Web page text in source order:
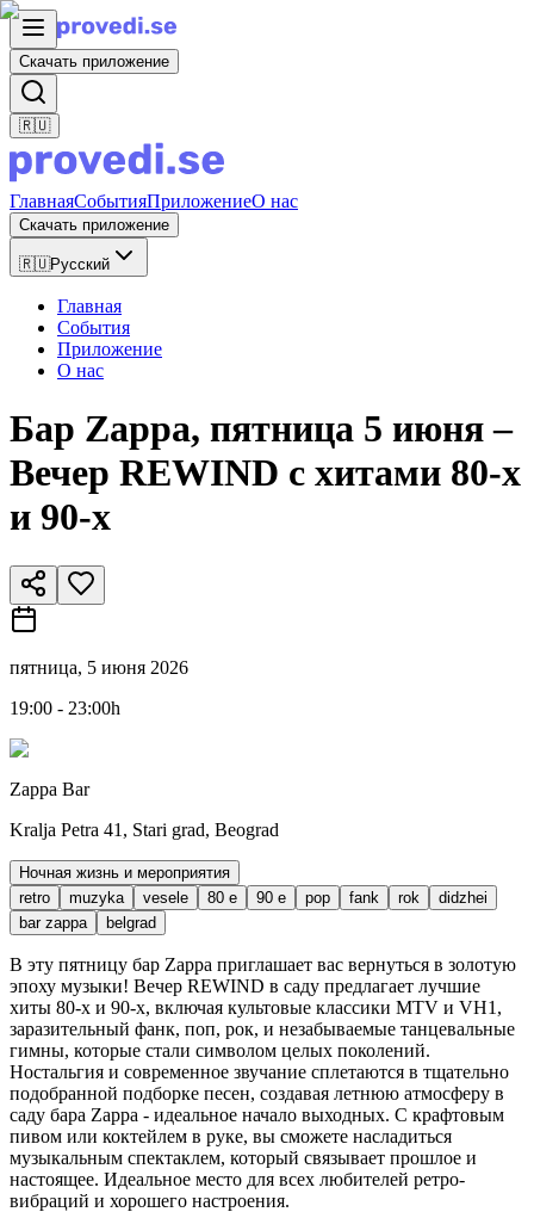
Скачать приложение
🇷🇺
ГлавнаяСобытияПриложениеО нас
Скачать приложение
🇷🇺Русский
Главная
События
Приложение
О нас
Бар Zappa, пятница 5 июня –
Вечер REWIND с хитами 80-х
и 90-х
пятница, 5 июня 2026
19:00 - 23:00h
Zappa Bar
Kralja Petra 41, Stari grad, Beograd
Ночная жизнь и мероприятия
retro
muzyka vesele 80 e 90 e pop fank rok
didzhei
bar zappa
belgrad
В эту пятницу бар Zappa приглашает вас вернуться в золотую
эпоху музыки! Вечер REWIND в саду предлагает лучшие
хиты 80-х и 90-х, включая культовые классики MTV и VH1,
заразительный фанк, поп, рок, и незабываемые танцевальные
гимны, которые стали символом целых поколений.
Ностальгия и современное звучание сплетаются в тщательно
подобранной подборке песен, создавая летнюю атмосферу в
саду бара Zappa - идеальное начало выходных. С крафтовым
пивом или коктейлем в руке, вы сможете насладиться
музыкальным спектаклем, который связывает прошлое и
настоящее. Идеальное место для всех любителей ретро-
вибраций и хорошего настроения.